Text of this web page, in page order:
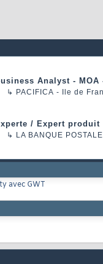
Analyst - MOA
↳ PACIFICA - Ile de
/ Expert produit
↳ LA BANQUE POSTALE
avec GWT